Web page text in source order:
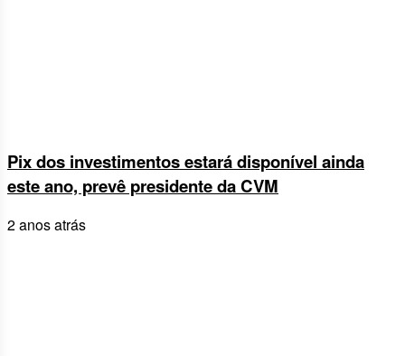
Pix dos investimentos estará disponível ainda
este ano, prevê presidente da CVM
2 anos atrás